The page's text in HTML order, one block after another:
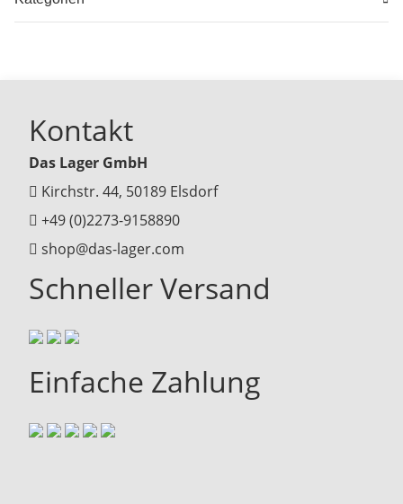
Kontakt
Das Lager GmbH
Kirchstr. 44, 50189 Elsdorf
+49 (0)2273-9158890
shop@das-lager.com
Schneller Versand
Einfache Zahlung